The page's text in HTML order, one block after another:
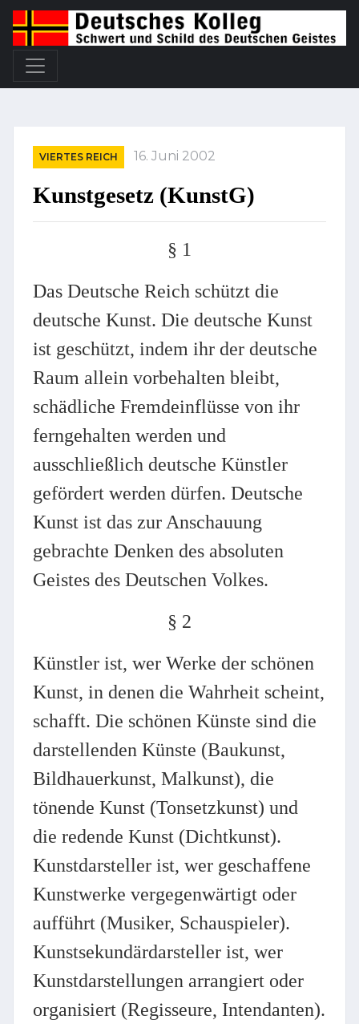
VIERTES REICH 16. Juni 2002
Kunstgesetz (KunstG)
§ 1
Das Deutsche Reich schützt die
deutsche Kunst. Die deutsche Kunst
ist geschützt, indem ihr der deutsche
Raum allein vorbehalten bleibt,
schädliche Fremdeinflüsse von ihr
ferngehalten werden und
ausschließlich deutsche Künstler
gefördert werden dürfen. Deutsche
Kunst ist das zur Anschauung
gebrachte Denken des absoluten
Geistes des Deutschen Volkes.
§ 2
Künstler ist, wer Werke der schönen
Kunst, in denen die Wahrheit scheint,
schafft. Die schönen Künste sind die
darstellenden Künste (Baukunst,
Bildhauerkunst, Malkunst), die
tönende Kunst (Tonsetzkunst) und
die redende Kunst (Dichtkunst).
Kunstdarsteller ist, wer geschaffene
Kunstwerke vergegenwärtigt oder
aufführt (Musiker, Schauspieler).
Kunstsekundärdarsteller ist, wer
Kunstdarstellungen arrangiert oder
organisiert (Regisseure, Intendanten).